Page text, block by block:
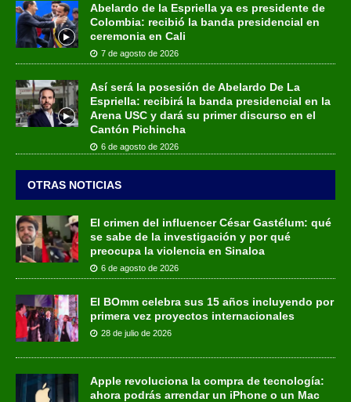
Abelardo de la Espriella ya es presidente de
Colombia: recibió la banda presidencial en
ceremonia en Cali
7 de agosto de 2026
Así será la posesión de Abelardo De La
Espriella: recibirá la banda presidencial en la
Arena USC y dará su primer discurso en el
Cantón Pichincha
6 de agosto de 2026
OTRAS NOTICIAS
El crimen del influencer César Gastélum: qué
se sabe de la investigación y por qué
preocupa la violencia en Sinaloa
6 de agosto de 2026
El BOmm celebra sus 15 años incluyendo por
primera vez proyectos internacionales
28 de julio de 2026
Apple revoluciona la compra de tecnología:
ahora podrás arrendar un iPhone o un Mac